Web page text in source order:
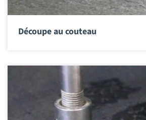
Découpe au couteau